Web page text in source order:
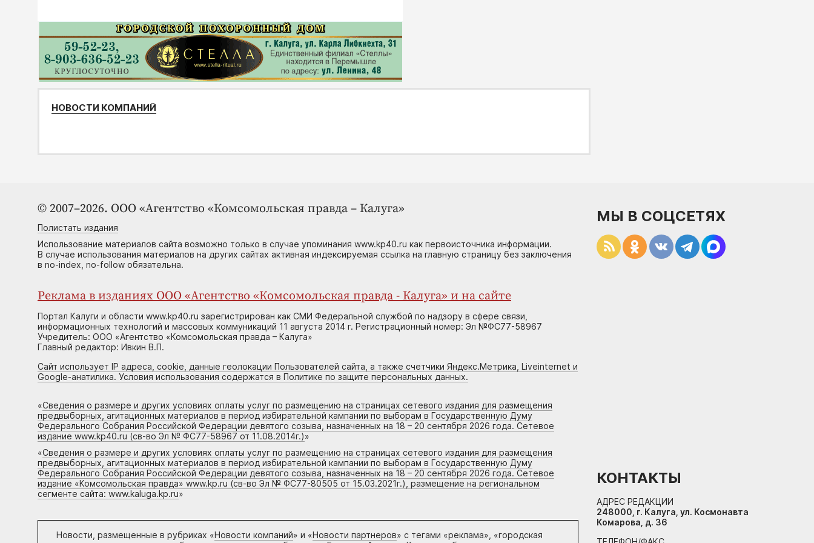
НОВОСТИ КОМПАНИЙ
© 2007–2026. ООО «Агентство «Комсомольская правда – Калуга»
Полистать издания
Использование материалов сайта возможно только в случае упоминания www.kp40.ru как первоисточника информации.
В случае использования материалов на других сайтах активная индексируемая ссылка на главную страницу без заключения
в no-index, no-follow обязательна.
Реклама в изданиях ООО «Агентство «Комсомольская правда - Калуга» и на сайте
Портал Калуги и области www.kp40.ru зарегистрирован как СМИ Федеральной службой по надзору в сфере связи,
информационных технологий и массовых коммуникаций 11 августа 2014 г. Регистрационный номер: Эл №ФС77-58967
Учредитель: ООО «Агентство «Комсомольская правда – Калуга»
Главный редактор: Ивкин В.П.
Сайт использует IP адреса, cookie, данные геолокации Пользователей сайта, а также счетчики Яндекс.Метрика, Liveinternet и
Google-анатилика. Условия использования содержатся в Политике по защите персональных данных.
«Сведения о размере и других условиях оплаты услуг по размещению на страницах сетевого издания для размещения
предвыборных, агитационных материалов в период избирательной кампании по выборам в Государственную Думу
Федерального Собрания Российской Федерации девятого созыва, назначенных на 18 – 20 сентября 2026 года. Сетевое
издание www.kp40.ru (св-во Эл № ФС77-58967 от 11.08.2014г.)»
«Сведения о размере и других условиях оплаты услуг по размещению на страницах сетевого издания для размещения
предвыборных, агитационных материалов в период избирательной кампании по выборам в Государственную Думу
Федерального Собрания Российской Федерации девятого созыва, назначенных на 18 – 20 сентября 2026 года. Сетевое
издание «Комсомольская правда» www.kp.ru (св-во Эл № ФС77-80505 от 15.03.2021г.), размещение на региональном
сегменте сайта: www.kaluga.kp.ru»
Новости, размещенные в рубриках «Новости компаний» и «Новости партнеров» с тегами «реклама», «городская
МЫ В СОЦСЕТЯХ
КОНТАКТЫ
АДРЕС РЕДАКЦИИ
248000, г. Калуга, ул. Космонавта
Комарова, д. 36